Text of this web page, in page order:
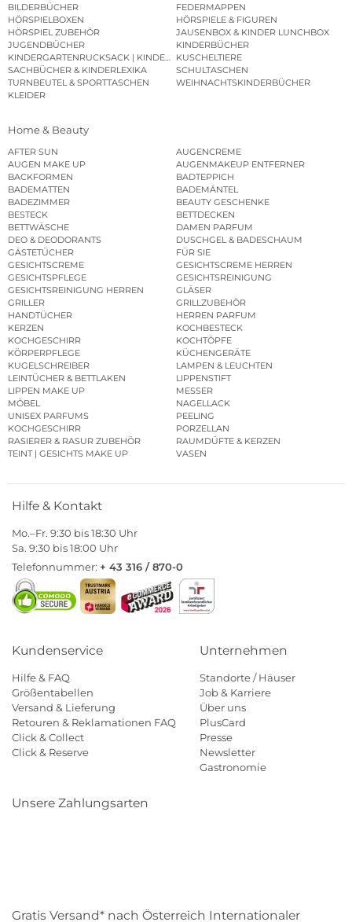
BILDERBÜCHER
FEDERMAPPEN
HÖRSPIELBOXEN
HÖRSPIELE & FIGUREN
HÖRSPIEL ZUBEHÖR
JAUSENBOX & KINDER LUNCHBOX
JUGENDBÜCHER
KINDERBÜCHER
KINDERGARTENRUCKSACK | KINDERGARTENBEUTEL
KUSCHELTIERE
SACHBÜCHER & KINDERLEXIKA
SCHULTASCHEN
TURNBEUTEL & SPORTTASCHEN
WEIHNACHTSKINDERBÜCHER
KLEIDER
Home & Beauty
AFTER SUN
AUGENCREME
AUGEN MAKE UP
AUGENMAKEUP ENTFERNER
BACKFORMEN
BADTEPPICH
BADEMATTEN
BADEMÄNTEL
BADEZIMMER
BEAUTY GESCHENKE
BESTECK
BETTDECKEN
BETTWÄSCHE
DAMEN PARFUM
DEO & DEODORANTS
DUSCHGEL & BADESCHAUM
GÄSTETÜCHER
FÜR SIE
GESICHTSCREME
GESICHTSCREME HERREN
GESICHTSPFLEGE
GESICHTSREINIGUNG
GESICHTSREINIGUNG HERREN
GLÄSER
GRILLER
GRILLZUBEHÖR
HANDTÜCHER
HERREN PARFUM
KERZEN
KOCHBESTECK
KOCHGESCHIRR
KOCHTÖPFE
KÖRPERPFLEGE
KÜCHENGERÄTE
KUGELSCHREIBER
LAMPEN & LEUCHTEN
LEINTÜCHER & BETTLAKEN
LIPPENSTIFT
LIPPEN MAKE UP
MESSER
MÖBEL
NAGELLACK
UNISEX PARFUMS
PEELING
KOCHGESCHIRR
PORZELLAN
RASIERER & RASUR ZUBEHÖR
RAUMDÜFTE & KERZEN
TEINT | GESICHTS MAKE UP
VASEN
Hilfe & Kontakt
Mo.–Fr. 9:30 bis 18:30 Uhr
Sa. 9:30 bis 18:00 Uhr
Telefonnummer: + 43 316 / 870-0
Kundenservice
Hilfe & FAQ
Größentabellen
Versand & Lieferung
Retouren & Reklamationen FAQ
Click & Collect
Click & Reserve
Unternehmen
Standorte / Häuser
Job & Karriere
Über uns
PlusCard
Presse
Newsletter
Gastronomie
Unsere Zahlungsarten
Gratis Versand* nach Österreich Internationaler